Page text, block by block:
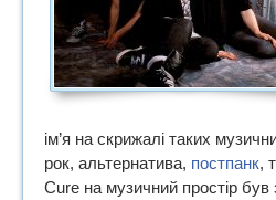
ім’я на скрижалі таких
рок, альтернатива, постпанк,
Cure на музичний простір